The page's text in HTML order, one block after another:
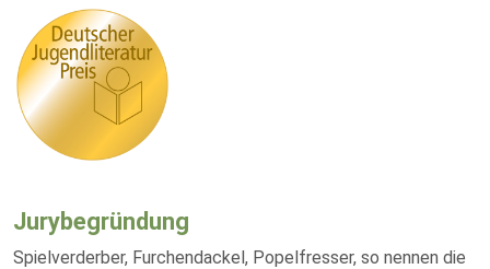
Jurybegründung
Spielverderber, Furchendackel, Popelfresser, so nennen die